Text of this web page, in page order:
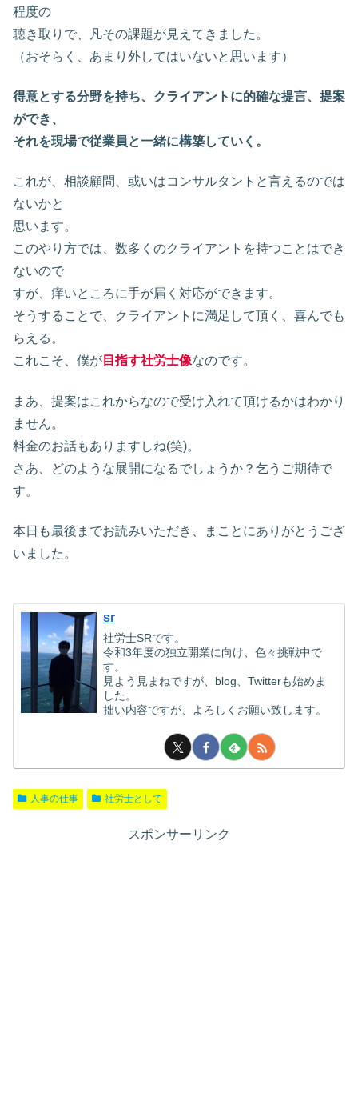
程度の
聴き取りで、凡その課題が見えてきました。
（おそらく、あまり外してはいないと思います）
得意とする分野を持ち、クライアントに的確な提言、提案
ができ、
それを現場で従業員と一緒に構築していく。
これが、相談顧問、或いはコンサルタントと言えるのでは
ないかと
思います。
このやり方では、数多くのクライアントを持つことはでき
ないので
すが、痒いところに手が届く対応ができます。
そうすることで、クライアントに満足して頂く、喜んでも
らえる。
これこそ、僕が 目指す社労士像なのです。
まあ、提案はこれからなので受け入れて頂けるかはわかり
ません。
料金のお話もありますしね(笑)。
さあ、どのような展開になるでしょうか？乞うご期待で
す。
本日も最後までお読みいただき、まことにありがとうござ
いました。
sr
社労士SRです。
令和3年度の独立開業に向け、色々挑戦中で
す。
見よう見まねですが、blog、Twitterも始めま
した。
拙い内容ですが、よろしくお願い致します。
人事の仕事 社労士として
スポンサーリンク